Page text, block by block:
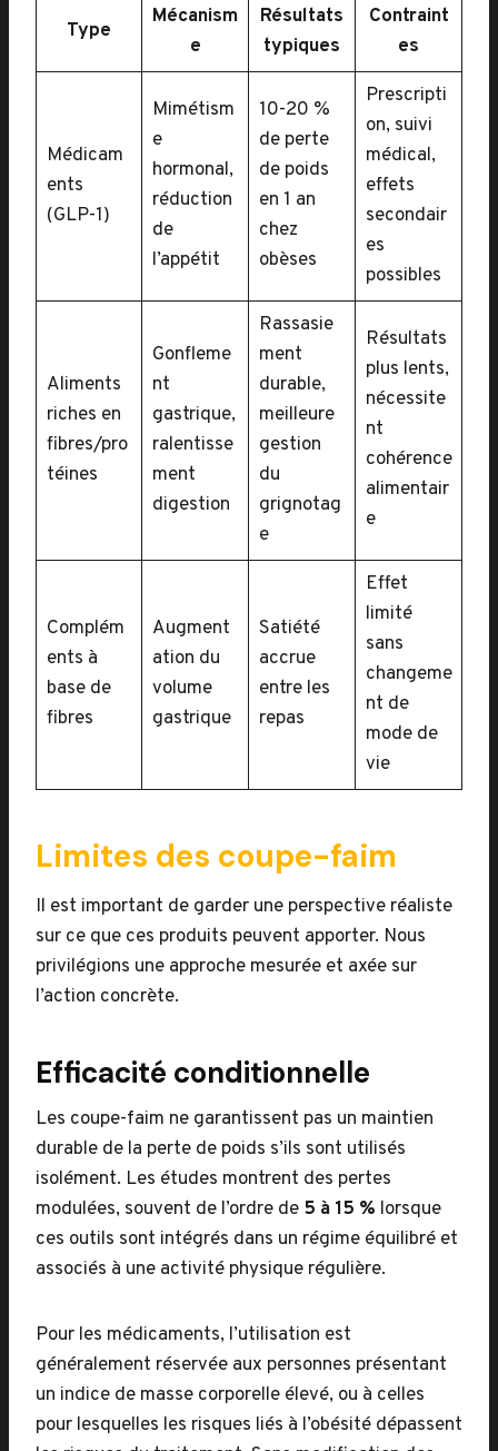
Type
Mécanism
e
Résultats
typiques
Contraint
es
Médicam
ents
(GLP-1)
Mimétism
e
hormonal,
réduction
de
l’appétit
10-20 %
de perte
de poids
en 1 an
chez
obèses
Prescripti
on, suivi
médical,
effets
secondair
es
possibles
Aliments
riches en
fibres/pro
téines
Gonfleme
nt
gastrique,
ralentisse
ment
digestion
Rassasie
ment
durable,
meilleure
gestion
du
grignotag
e
Résultats
plus lents,
nécessite
nt
cohérence
alimentair
e
Complém
ents à
base de
fibres
Augment
ation du
volume
gastrique
Satiété
accrue
entre les
repas
Effet
limité
sans
changeme
nt de
mode de
vie
Limites des coupe-faim
Il est important de garder une perspective réaliste
sur ce que ces produits peuvent apporter. Nous
privilégions une approche mesurée et axée sur
l’action concrète.
Efficacité conditionnelle
Les coupe-faim ne garantissent pas un maintien
durable de la perte de poids s’ils sont utilisés
isolément. Les études montrent des pertes
modulées, souvent de l’ordre de 5 à 15 % lorsque
ces outils sont intégrés dans un régime équilibré et
associés à une activité physique régulière.
Pour les médicaments, l’utilisation est
généralement réservée aux personnes présentant
un indice de masse corporelle élevé, ou à celles
pour lesquelles les risques liés à l’obésité dépassent